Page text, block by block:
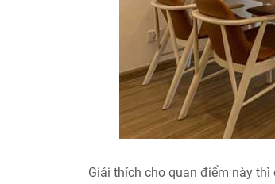
Giải thích cho quan điểm này